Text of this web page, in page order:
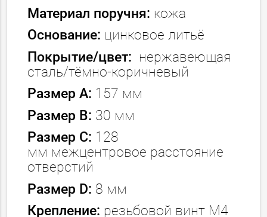
Материал поручня: кожа
Основание: цинковое литьё
Покрытие/цвет: нержавеющая
сталь/тёмно-коричневый
Размер А: 157 мм
Размер В: 30 мм
Размер C: 128
мм межцентровое расстояние
отверстий
Размер D: 8 мм
Крепление: резьбовой винт М4